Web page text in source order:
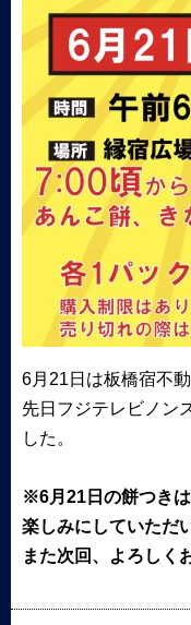
6月21日は板橋宿不
先日フジテレビノン
した。
※6月21日の餅つきは
楽しみにしていただ
また次回、よろしく